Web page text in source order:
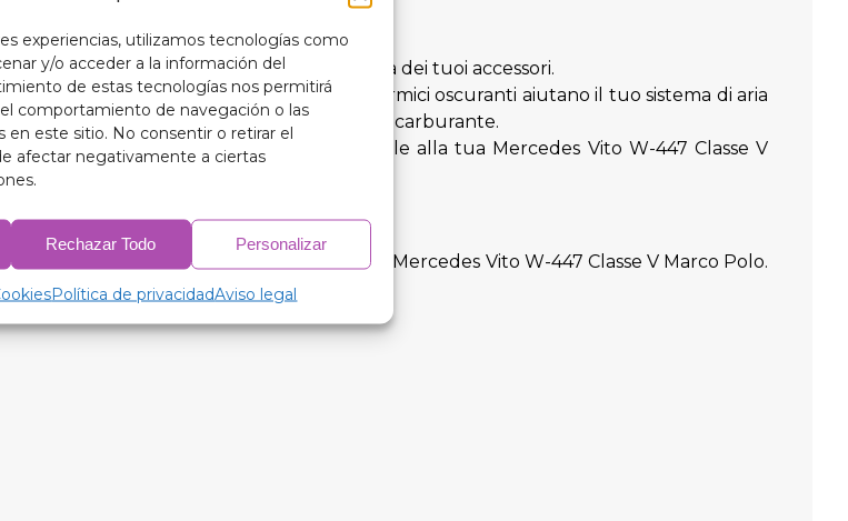
experiencias, utilizamos tecnologías como
y/o acceder a la información del
de estas tecnologías nos permitirá
comportamiento de navegación o las
en este sitio. No consentir o retirar el
afectar negativamente a ciertas
Rechazar Todo Personalizar
Política de privacidadAviso legal
della tua auto e prolungare la durata dei tuoi accessori.
interna più ottimale, i tuoi isolanti termici oscuranti aiutano il tuo sistema di aria
il che si traduce in un minor consumo di carburante.
oscuranti aggiungono un tocco di stile alla tua Mercedes Vito W-447 Classe V
a 9 strati, progettati esclusivamente per Mercedes Vito W-447 Classe V Marco Polo.